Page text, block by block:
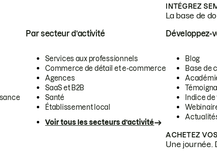
INTÉGREZ
La base de
Par secteur d’activité
Services aux professionnels
Commerce de détail et e-commerce
Agences
SaaS et B2B
Santé
Établissement local
Voir tous les secteurs d’activité
Développez-
Blog
Base de
Indice
ACHETEZ
Une journée.